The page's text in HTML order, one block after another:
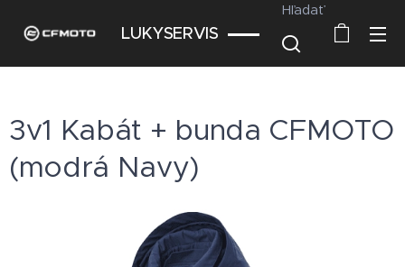
LUKYSERVIS
Hľadať
3v1 Kabát + bunda CFMOTO
(modrá Navy)